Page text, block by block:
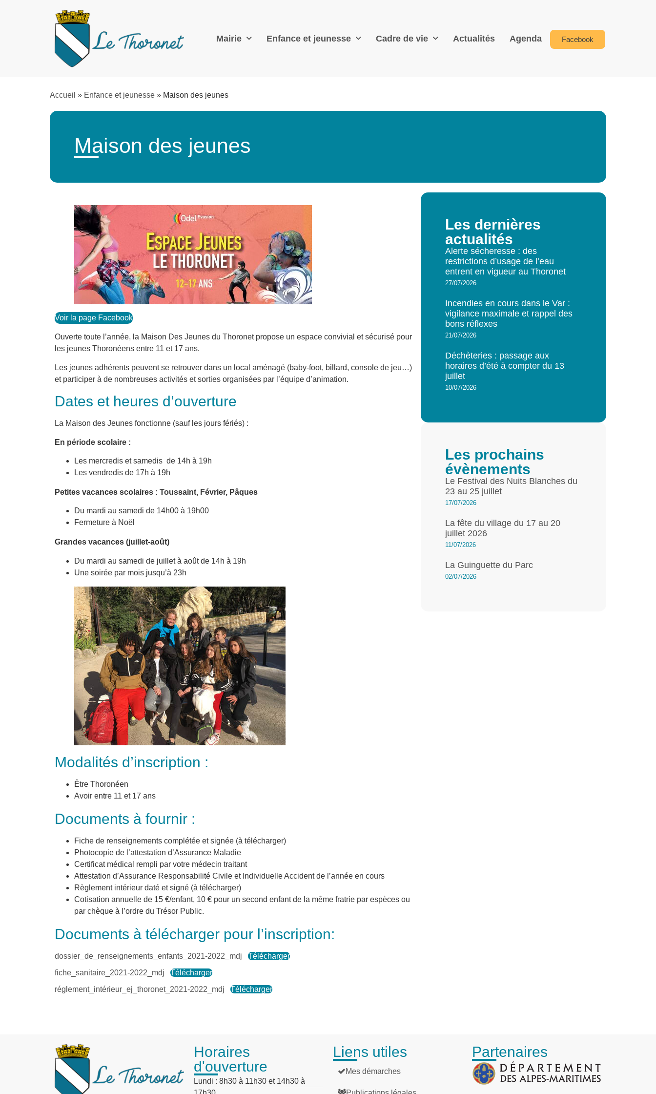
Mairie Enfance et jeunesse Cadre de vie Actualités Agenda Facebook
Accueil » Enfance et jeunesse » Maison des jeunes
Maison des jeunes
Voir la page Facebook
Ouverte toute l’année, la Maison Des Jeunes du Thoronet propose un espace convivial et sécurisé pour
les jeunes Thoronéens entre 11 et 17 ans.
​Les jeunes adhérents peuvent se retrouver dans un local aménagé (baby-foot, billard, console de jeu…)
et participer à de nombreuses activités et sorties organisées par l’équipe d’animation.
Dates et heures d’ouverture
La Maison des Jeunes fonctionne (sauf les jours fériés) :
En période scolaire :
Les mercredis et samedis de 14h à 19h
Les vendredis de 17h à 19h
Petites vacances scolaires : Toussaint, Février, Pâques
Du mardi au samedi de 14h00 à 19h00
Fermeture à Noël
Grandes vacances (juillet-août)
Du mardi au samedi de juillet à août de 14h à 19h
Une soirée par mois jusqu’à 23h
Modalités d’inscription :
Être Thoronéen
Avoir entre 11 et 17 ans
Documents à fournir :
Fiche de renseignements complétée et signée (à télécharger)
Photocopie de l’attestation d’Assurance Maladie
Certificat médical rempli par votre médecin traitant
Attestation d’Assurance Responsabilité Civile et Individuelle Accident de l’année en cours
Règlement intérieur daté et signé (à télécharger)
Cotisation annuelle de 15 €/enfant, 10 € pour un second enfant de la même fratrie par espèces ou
par chèque à l’ordre du Trésor Public.
Documents à télécharger pour l’inscription:
dossier_de_renseignements_enfants_2021-2022_mdj
Télécharger
fiche_sanitaire_2021-2022_mdj
Télécharger
réglement_intérieur_ej_thoronet_2021-2022_mdj
Télécharger
Les dernières
actualités
Alerte sécheresse : des
restrictions d’usage de l’eau
entrent en vigueur au Thoronet
27/07/2026
Incendies en cours dans le Var :
vigilance maximale et rappel des
bons réflexes
21/07/2026
Déchèteries : passage aux
horaires d’été à compter du 13
juillet
10/07/2026
Les prochains
évènements
Le Festival des Nuits Blanches du
23 au 25 juillet
17/07/2026
La fête du village du 17 au 20
juillet 2026
11/07/2026
La Guinguette du Parc
02/07/2026
Horaires
d'ouverture
Lundi : 8h30 à 11h30 et 14h30 à
Liens utiles
Mes démarches
Partenaires